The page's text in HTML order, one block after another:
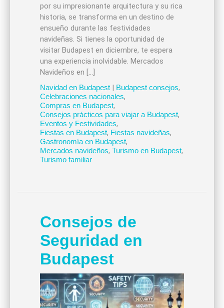
por su impresionante arquitectura y su rica
historia, se transforma en un destino de
ensueño durante las festividades
navideñas. Si tienes la oportunidad de
visitar Budapest en diciembre, te espera
una experiencia inolvidable. Mercados
Navideños en […]
Navidad en Budapest| Budapest consejos,
Celebraciones nacionales,
Compras en Budapest,
Consejos prácticos para viajar a Budapest,
Eventos y Festividades,
Fiestas en Budapest, Fiestas navideñas,
Gastronomía en Budapest,
Mercados navideños, Turismo en Budapest,
Turismo familiar
Consejos de
Seguridad en
Budapest